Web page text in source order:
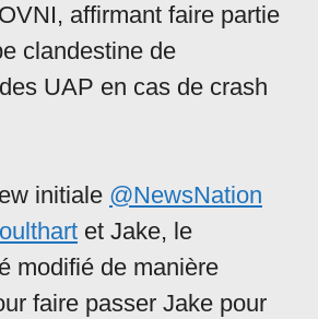
affirmant faire partie
clandestine de
UAP en cas de crash
initiale @NewsNation
et Jake, le
modifié de manière
faire passer Jake pour